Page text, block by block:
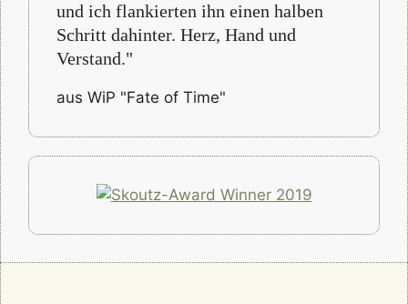
und ich flankierten ihn einen halben
Schritt dahinter. Herz, Hand und
Verstand."
aus WiP "Fate of Time"